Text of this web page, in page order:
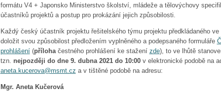
formátu V4 + Japonsko Ministerstvo školství, mládeže a tělovýchovy
účastníků projektů a postup pro prokázání jejich způsobilosti.
Každý český účastník projektu řešitelského týmu projektu předkládaného
doložit svou způsobilost předložením vyplněného a podepsaného formuláře
prohlášení(přílohačestného prohlášení ke stažení zde), to ve lhůtě
tzn. nejpozději do dne 9. dubna 2021 do 10:00 v elektronické podobě na
aneta.kucerova@msmt.cz a v tištěné podobě na adresu:
Mgr. Aneta Kučerová